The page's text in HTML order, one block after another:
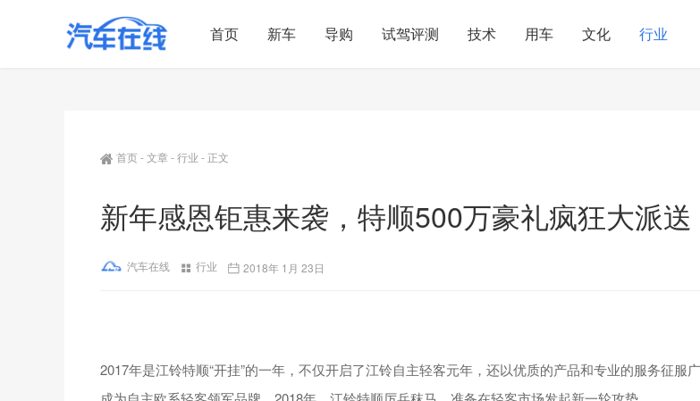
首页 新车 导购 试驾评测 技术 用车 文化 行业
首页-文章-行业 - 正文
新年感恩钜惠来袭，特顺500万豪礼疯狂大派送
汽车在线 行业 2018年 1月 23日
2017年是江铃特顺“开挂”的一年，不仅开启了江铃自主轻客元年，还以优质的产品和专业的服务征服